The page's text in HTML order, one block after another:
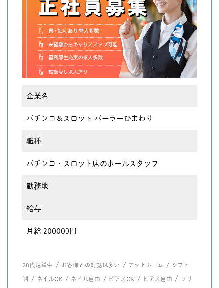
企業名
パチンコ＆スロット パーラーひまわり
職種
パチンコ・スロット店のホールスタッフ
勤務地
給与
月給 200000円
20代活躍中 / お客様との対話は多い / アットホーム / シフト
制 / ネイルOK / ネイル自由 / ピアスOK / ピアス自由 / フリ